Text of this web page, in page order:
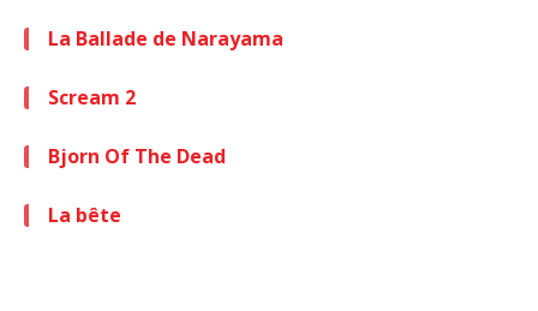
La Ballade de Narayama
Scream 2
Bjorn Of The Dead
La bête